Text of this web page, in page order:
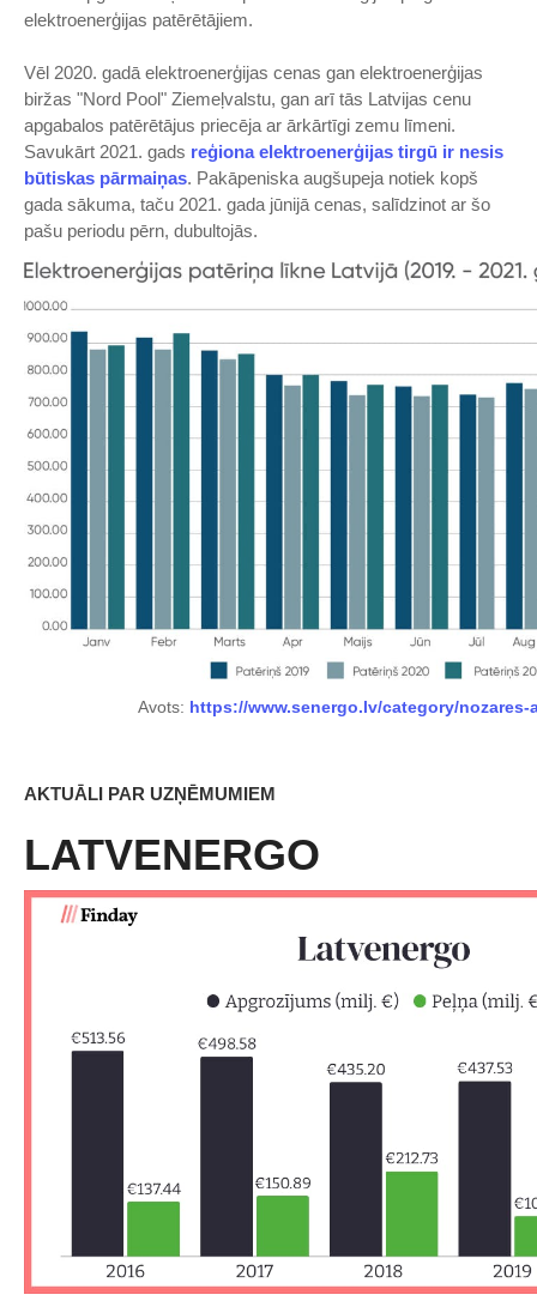
elektroenerģijas patērētājiem.
Vēl 2020. gadā elektroenerģijas cenas gan elektroenerģijas
biržas "Nord Pool" Ziemeļvalstu, gan arī tās Latvijas cenu
apgabalos patērētājus priecēja ar ārkārtīgi zemu līmeni.
Savukārt 2021. gads reģiona elektroenerģijas tirgū ir nesis
būtiskas pārmaiņas. Pakāpeniska augšupeja notiek kopš
gada sākuma, taču 2021. gada jūnijā cenas, salīdzinot ar šo
pašu periodu pērn, dubultojās.
Avots: https://www.senergo.lv/category/nozares-
AKTUĀLI PAR UZŅĒMUMIEM
LATVENERGO